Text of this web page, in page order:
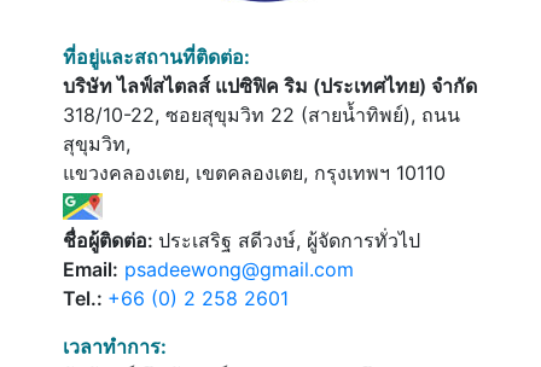
ที่อยู่และสถานที่ติดต่อ:
บริษัท ไลฟ์สไตลส์ แปซิฟิค ริม (ประเทศไทย) จำกัด
318/10-22, ซอยสุขุมวิท 22 (สายน้ำทิพย์), ถนน
สุขุมวิท,
แขวงคลองเตย, เขตคลองเตย, กรุงเทพฯ 10110
ชื่อผู้ติดต่อ: ประเสริฐ สดีวงษ์, ผู้จัดการทั่วไป
Email: psadeewong@gmail.com
Tel.: +66 (0) 2 258 2601
เวลาทำการ: